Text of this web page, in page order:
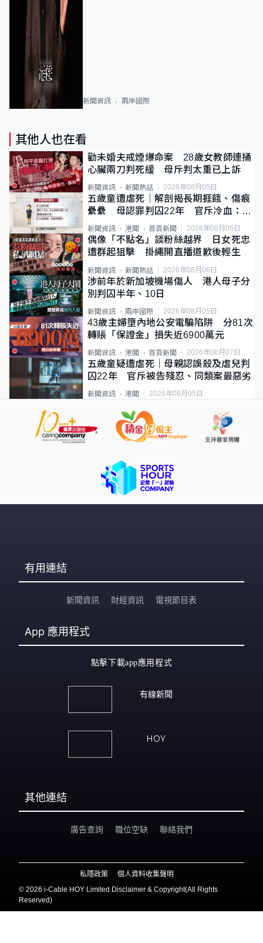
新聞資訊 兩岸國際
其他人也在看
勸未婚夫戒煙爆命案 28歲女教師連捅
心臟兩刀判死緩 母斥判太重已上訴
新聞資訊 新聞熱話 2026年08月05日
五歲童遭虐死｜解剖揭長期捱餓、傷痕
纍纍 母認罪判囚22年 官斥冷血：同
類案最惡劣
新聞資訊 港聞 首頁新聞 2026年08月05日
偶像「不點名」談粉絲越界 日女死忠
遭群起狙擊 掛繩開直播道歉後輕生
新聞資訊 新聞熱話 2026年08月06日
涉前年於新加坡機場傷人 港人母子分
別判囚半年、10日
新聞資訊 兩岸國際 2026年08月05日
43歲主婦墮內地公安電騙陷阱 分81次
轉賬「保證金」損失近6900萬元
新聞資訊 港聞 首頁新聞 2026年08月07日
五歲童疑遭虐死｜母親認誤殺及虐兒判
囚22年 官斥被告殘忍、同類案最惡劣
新聞資訊 港聞 2026年08月05日
有用連結
新聞資訊 財經資訊 電視節目表
App 應用程式
點擊下載app應用程式
有線新聞
HOY
其他連結
廣告查詢 職位空缺 聯絡我們
私隱政策
個人資料收集聲明
© 2026 i-Cable HOY Limited Disclaimer & Copyright(All Rights
Reserved)